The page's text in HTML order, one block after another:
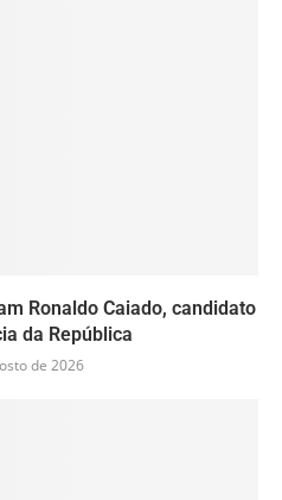
Ronaldo Caiado, candidato
da República
de 2026